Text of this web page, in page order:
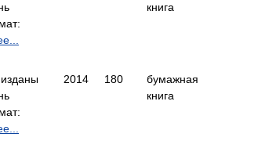
книга
2014 180
бумажная
книга